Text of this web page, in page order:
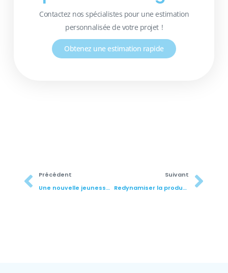
Contactez nos spécialistes pour une estimation
personnalisée de votre projet !
Obtenez une estimation rapide
Précédent
Une nouvelle jeunesse pour les forages d’un champ captant en région parisienne
Suivant
Redynamiser la productivité d’un champ captant en perte de vitesse